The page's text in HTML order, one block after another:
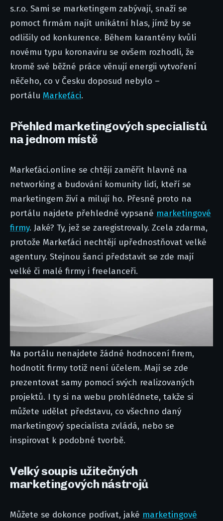
s.r.o. Sami se marketingem zabývají, snaží se
pomoct firmám najít unikátní hlas, jímž by se
odlišily od konkurence. Během karantény kvůli
novému typu koronaviru se ovšem rozhodli, že
kromě své běžné práce věnují energii vytvoření
něčeho, co v Česku doposud nebylo –
portálu Markeťáci.
Přehled marketingových specialistů
na jednom místě
Markeťáci.online se chtějí zaměřit hlavně na
networking a budování komunity lidí, kteří se
marketingem živí a milují ho. Přesně proto na
portálu najdete přehledně vypsané marketingové
firmy. Jaké? Ty, jež se zaregistrovaly. Zcela zdarma,
protože Markeťáci nechtějí upřednostňovat velké
agentury. Stejnou šanci představit se zde mají
velké či malé firmy i freelanceři.
Na portálu nenajdete žádné hodnocení firem,
hodnotit firmy totiž není účelem. Mají se zde
prezentovat samy pomocí svých realizovaných
projektů. I ty si na webu prohlédnete, takže si
můžete udělat představu, co všechno daný
marketingový specialista zvládá, nebo se
inspirovat k podobné tvorbě.
Velký soupis užitečných
marketingových nástrojů
Můžete se dokonce podívat, jaké marketingové